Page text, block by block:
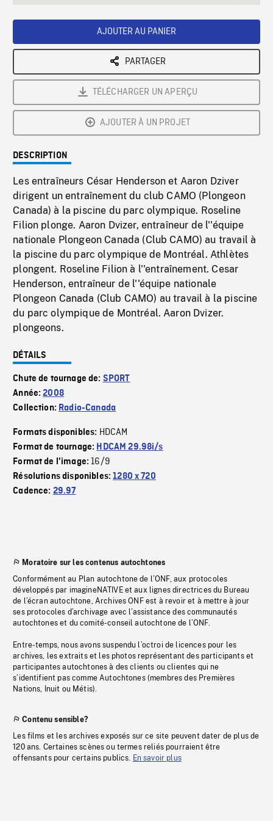
AJOUTER AU PANIER
PARTAGER
TÉLÉCHARGER UN APERÇU
AJOUTER À UN PROJET
DESCRIPTION
Les entraîneurs César Henderson et Aaron Dziver
dirigent un entraînement du club CAMO (Plongeon
Canada) à la piscine du parc olympique. Roseline
Filion plonge. Aaron Dvizer, entraîneur de l''équipe
nationale Plongeon Canada (Club CAMO) au travail à
la piscine du parc olympique de Montréal. Athlètes
plongent. Roseline Filion à l''entraînement. Cesar
Henderson, entraîneur de l''équipe nationale
Plongeon Canada (Club CAMO) au travail à la piscine
du parc olympique de Montréal. Aaron Dvizer.
plongeons.
DÉTAILS
Chute de tournage de: SPORT
Année:2008
Collection: Radio-Canada
Formats disponibles: HDCAM
Format de tournage: HDCAM 29.98i/s
Format de l'image:16/9
Résolutions disponibles:1280 x 720
Cadence: 29.97
Moratoire sur les contenus autochtones
Conformément au Plan autochtone de l’ONF, aux protocoles
développés par imagineNATIVE et aux lignes directrices du Bureau
de l’écran autochtone, Archives ONF est à revoir et à mettre à jour
ses protocoles d’archivage avec l’assistance des communautés
autochtones et du comité-conseil autochtone de l’ONF.
Entre-temps, nous avons suspendu l’octroi de licences pour les
archives, les extraits et les photos représentant des participants et
participantes autochtones à des clients ou clientes qui ne
s’identifient pas comme Autochtones (membres des Premières
Nations, Inuit ou Métis).
Contenu sensible?
Les films et les archives exposés sur ce site peuvent dater de plus de
120 ans. Certaines scènes ou termes reliés pourraient être
offensants pour certains publics. En savoir plus